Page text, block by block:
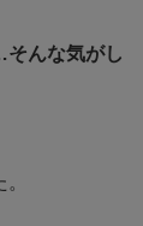
そんな気がし